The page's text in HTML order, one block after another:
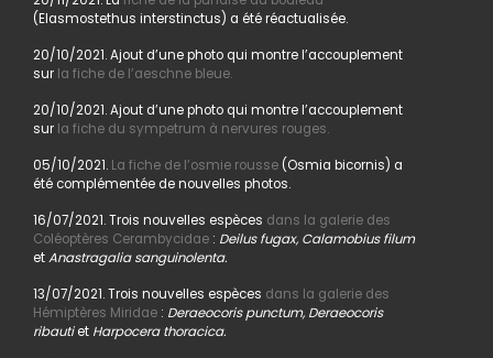
(Elasmostethus interstinctus) a été réactualisée.
20/10/2021. Ajout d’une photo qui montre l’accouplement
sur la fiche de l’aeschne bleue.
20/10/2021. Ajout d’une photo qui montre l’accouplement
sur la fiche du sympetrum à nervures rouges.
05/10/2021. La fiche de l’osmie rousse(Osmia bicornis) a
été complémentée de nouvelles photos.
16/07/2021. Trois nouvelles espèces dans la galerie des
Coléoptères Cerambycidae: Deilus fugax, Calamobius filum
etAnastragalia sanguinolenta.
13/07/2021. Trois nouvelles espèces dans la galerie des
Hémiptères Miridae: Deraeocoris punctum, Deraeocoris
ribautiet Harpocera thoracica.